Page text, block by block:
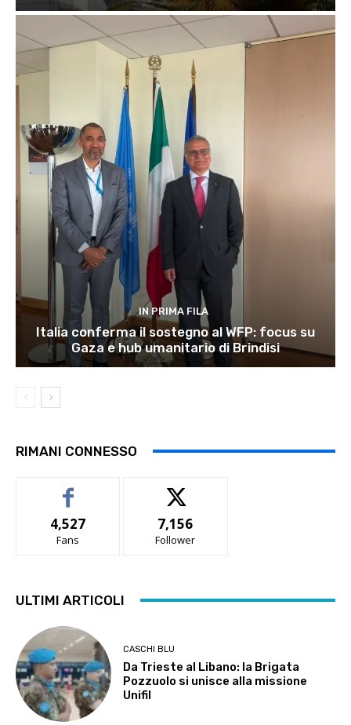
IN PRIMA FILA
Italia conferma il sostegno al WFP: focus su
Gaza e hub umanitario di Brindisi
RIMANI CONNESSO
4,527
Fans
7,156
Follower
ULTIMI ARTICOLI
CASCHI BLU
Da Trieste al Libano: la Brigata
Pozzuolo si unisce alla missione
Unifil